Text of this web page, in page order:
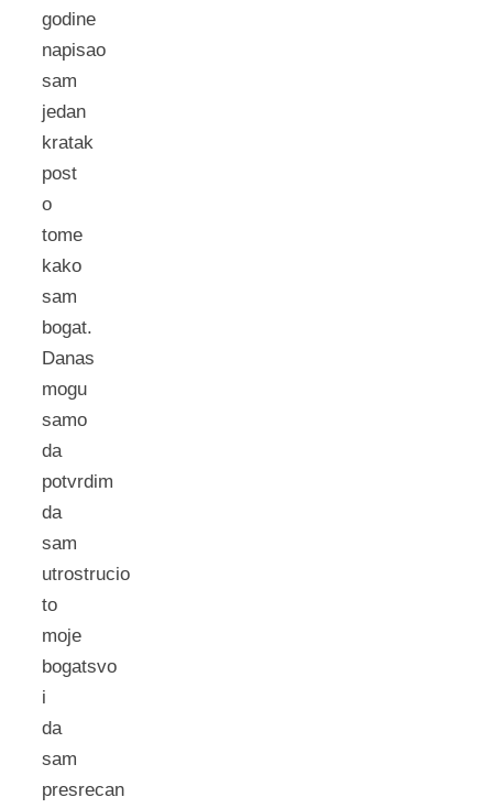
godine
napisao
sam
jedan
kratak
post
o
tome
kako
sam
bogat.
Danas
mogu
samo
da
potvrdim
da
sam
utrostrucio
to
moje
bogatsvo
i
da
sam
presrecan